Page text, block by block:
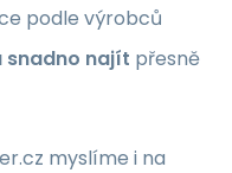
podle výrobců
snadno najít přesně
myslíme i na